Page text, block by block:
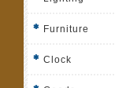
Furniture
Clock